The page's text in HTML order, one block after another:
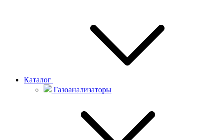
Каталог
Газоанализаторы